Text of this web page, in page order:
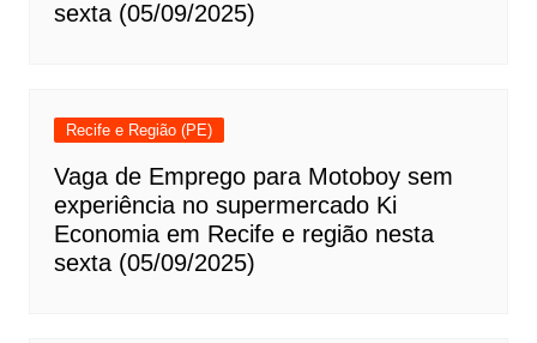
sexta (05/09/2025)
Recife e Região (PE)
Vaga de Emprego para Motoboy sem
experiência no supermercado Ki
Economia em Recife e região nesta
sexta (05/09/2025)